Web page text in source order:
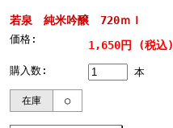
若泉 純米吟醸 720ｍｌ
価格: 1,650円 (税込)
購入数: 本
在庫 ○